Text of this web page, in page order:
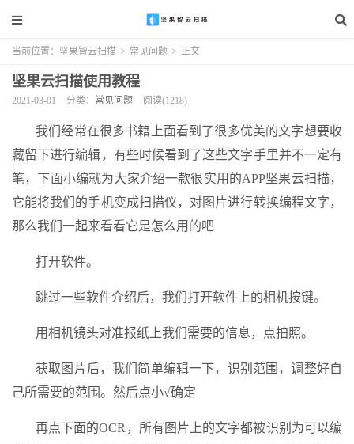
当前位置： 坚果智云扫描 > 常见问题 > 正文
坚果云扫描使用教程
2021-03-01 分类： 常见问题 阅读(1218)
我们经常在很多书籍上面看到了很多优美的文字想要收
藏留下进行编辑，有些时候看到了这些文字手里并不一定有
笔，下面小编就为大家介绍一款很实用的APP坚果云扫描，
它能将我们的手机变成扫描仪，对图片进行转换编程文字，
那么我们一起来看看它是怎么用的吧
打开软件。
跳过一些软件介绍后，我们打开软件上的相机按键。
用相机镜头对准报纸上我们需要的信息，点拍照。
获取图片后，我们简单编辑一下，识别范围，调整好自
己所需要的范围。然后点小√确定
再点下面的OCR，所有图片上的文字都被识别为可以编